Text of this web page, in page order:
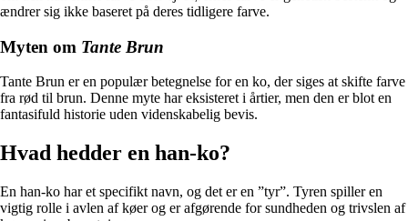
ændrer sig ikke baseret på deres tidligere farve.
Myten om Tante Brun
Tante Brun er en populær betegnelse for en ko, der siges at skifte farve
fra rød til brun. Denne myte har eksisteret i årtier, men den er blot en
fantasifuld historie uden videnskabelig bevis.
Hvad hedder en han-ko?
En han-ko har et specifikt navn, og det er en ”tyr”. Tyren spiller en
vigtig rolle i avlen af køer og er afgørende for sundheden og trivslen af